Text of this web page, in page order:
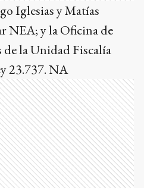
Iglesias y Matías
NEA; y la Oficina de
de la Unidad Fiscalía
23.737. NA